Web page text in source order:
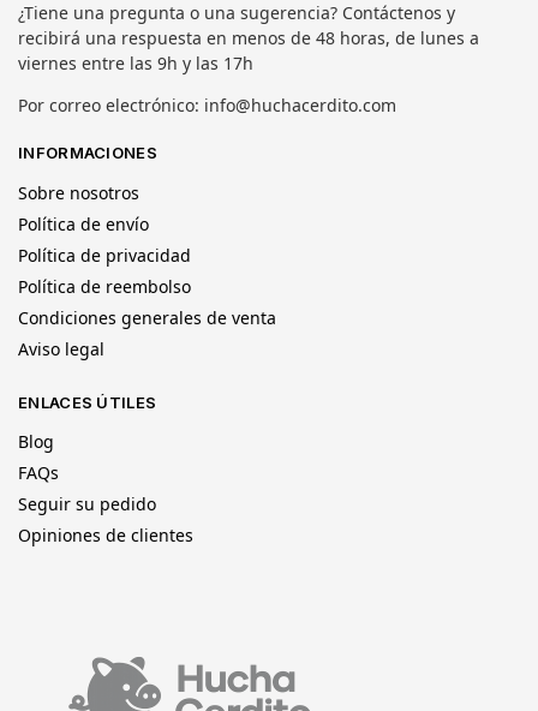
¿Tiene una pregunta o una sugerencia? Contáctenos y
recibirá una respuesta en menos de 48 horas, de lunes a
viernes entre las 9h y las 17h
Por correo electrónico: info@huchacerdito.com
INFORMACIONES
Sobre nosotros
Política de envío
Política de privacidad
Política de reembolso
Condiciones generales de venta
Aviso legal
ENLACES ÚTILES
Blog
FAQs
Seguir su pedido
Opiniones de clientes